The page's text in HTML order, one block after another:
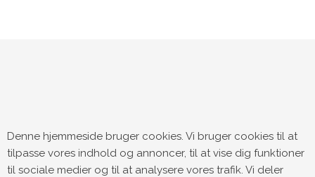
Denne hjemmeside bruger cookies. Vi bruger cookies til at
tilpasse vores indhold og annoncer, til at vise dig funktioner
til sociale medier og til at analysere vores trafik. Vi deler